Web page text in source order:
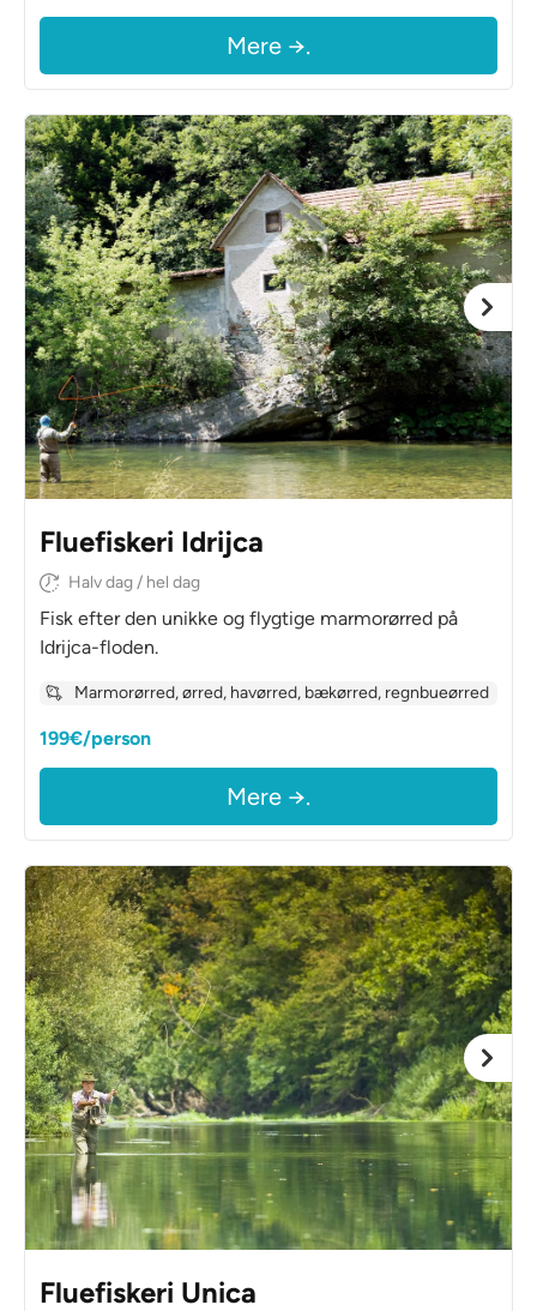
Mere →.
Fluefiskeri Idrijca
Halv dag / hel dag
Fisk efter den unikke og flygtige marmorørred på
Idrijca-floden.
Marmorørred, ørred, havørred, bækørred, regnbueørred
199€/person
Mere →.
Fluefiskeri Unica